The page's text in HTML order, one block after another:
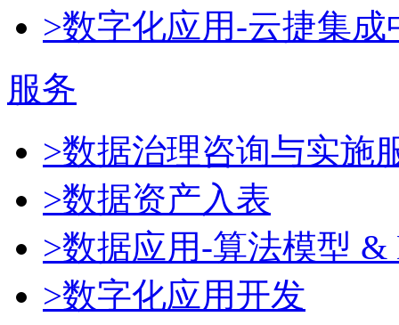
>数字化应用-云捷集成
服务
>数据治理咨询与实施
>数据资产入表
>数据应用-算法模型 &
>数字化应用开发